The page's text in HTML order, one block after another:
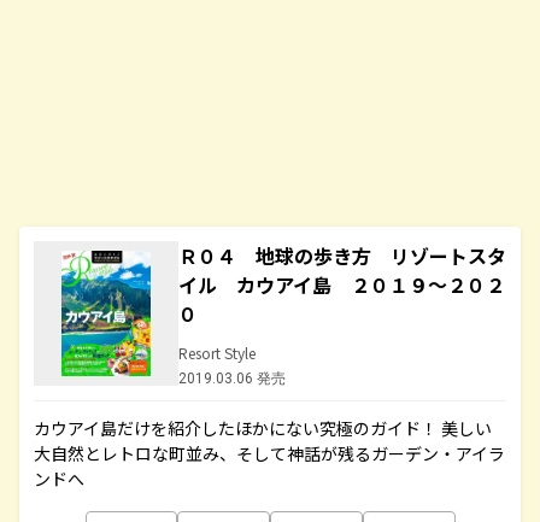
Ｒ０４ 地球の歩き方 リゾートスタ
イル カウアイ島 ２０１９～２０２
０
Resort Style
2019.03.06 発売
カウアイ島だけを紹介したほかにない究極のガイド！ 美しい
大自然とレトロな町並み、そして神話が残るガーデン・アイラ
ンドへ